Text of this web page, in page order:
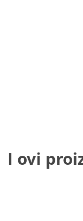
I ovi